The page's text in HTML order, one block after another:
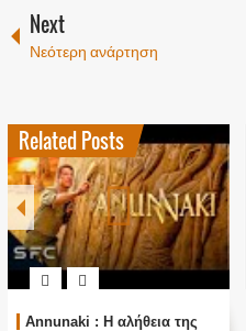
Next
Νεότερη ανάρτηση
Related Posts
Annunaki : Η αλήθεια της